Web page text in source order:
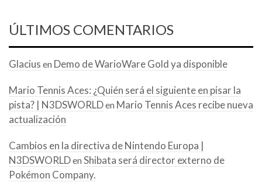
ÚLTIMOS COMENTARIOS
Glacius en Demo de WarioWare Gold ya disponible
Mario Tennis Aces: ¿Quién será el siguiente en pisar la
pista? | N3DSWORLDen Mario Tennis Aces recibe nueva
actualización
Cambios en la directiva de Nintendo Europa |
N3DSWORLDen Shibata será director externo de
Pokémon Company.